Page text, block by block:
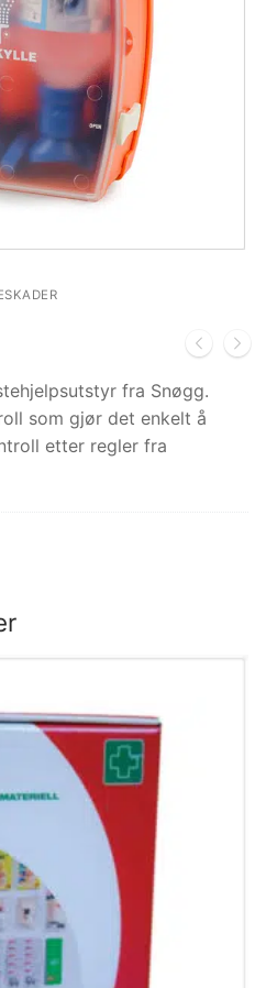
fra Snøgg.
som gjør det enkelt å
etter regler fra